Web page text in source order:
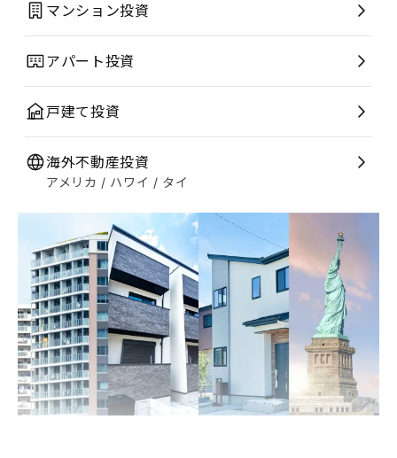
マンション投資
アパート投資
戸建て投資
海外不動産投資
アメリカ / ハワイ / タイ